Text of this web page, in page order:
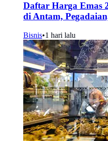
Daftar Harga Emas
di Antam,
Bisnis•1 hari lalu